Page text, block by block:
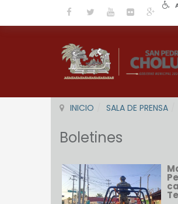
INICIO SALA DE PRENSA
Boletines